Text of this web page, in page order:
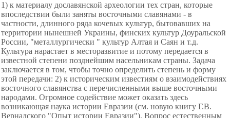
1) к материалу дославянской археологии тех стран, которые
впоследствии были заняты восточными славянами - в
частности, длинного ряда кочевых культур, бытовавших на
территории нынешней Украины, финских культур Доуральской
России, "металлургически " культур Алтая и Саян и т.д.
Культура нарастает в месторазвитие и потому передается в
известной степени позднейшим насельникам страны. Задача
заключается в том, чтобы точно определить степень и форму
этой передачи: 2) к историческим известиям о взаимодействиях
восточного славянства с перечисленными выше восточными
народами. Огромное содействие может оказать здесь
возникающая наука истории Евразии (см. новую книгу Г.В.
Вернадского "Опыт истории Евразии"). Вопрос естественным